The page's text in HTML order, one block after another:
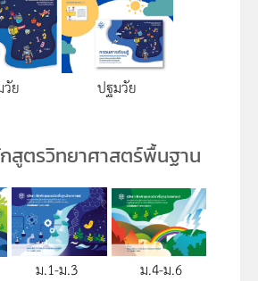
ย ปฐมวัย
สูตรวิทยาศาสตร์พื้นฐาน
ม.1-ม.3 ม.4-ม.6